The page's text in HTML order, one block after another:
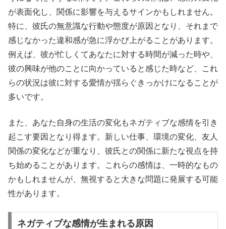
が表面化し、関係に影響を与えるサインかもしれません。
特に、彼氏の無意識な行動や態度が原因となり、それまで
感じなかった違和感が急に浮かび上がることがあります。
例えば、彼が忙しくてあなたに対する時間が減った時や、
彼の興味が他のことに向かっていると感じた時など、これ
らの状況は彼に対する愛情が揺らぐきっかけになることが
多いです。
また、あなた自身の生活の変化もネガティブな感情を引き
起こす要因となり得ます。新しい仕事、環境の変化、友人
関係の変化などが重なり、彼氏との関係に新たな視点を持
ち始めることがあります。これらの感情は、一時的なもの
かもしれませんが、無視すると大きな問題に発展する可能
性があります。
ネガティブな感情が生まれる原因